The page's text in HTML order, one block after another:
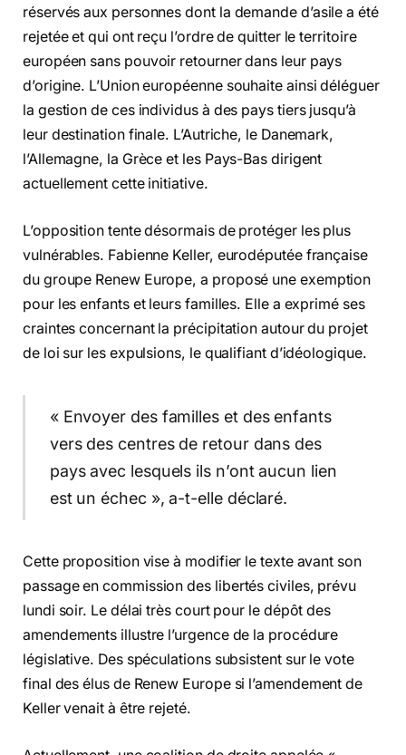
réservés aux personnes dont la demande d’asile a été
rejetée et qui ont reçu l’ordre de quitter le territoire
européen sans pouvoir retourner dans leur pays
d’origine. L’Union européenne souhaite ainsi déléguer
la gestion de ces individus à des pays tiers jusqu’à
leur destination finale. L’Autriche, le Danemark,
l’Allemagne, la Grèce et les Pays-Bas dirigent
actuellement cette initiative.
L’opposition tente désormais de protéger les plus
vulnérables. Fabienne Keller, eurodéputée française
du groupe Renew Europe, a proposé une exemption
pour les enfants et leurs familles. Elle a exprimé ses
craintes concernant la précipitation autour du projet
de loi sur les expulsions, le qualifiant d’idéologique.
« Envoyer des familles et des enfants
vers des centres de retour dans des
pays avec lesquels ils n’ont aucun lien
est un échec », a-t-elle déclaré.
Cette proposition vise à modifier le texte avant son
passage en commission des libertés civiles, prévu
lundi soir. Le délai très court pour le dépôt des
amendements illustre l’urgence de la procédure
législative. Des spéculations subsistent sur le vote
final des élus de Renew Europe si l’amendement de
Keller venait à être rejeté.